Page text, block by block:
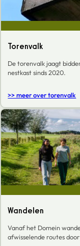
Torenvalk
De torenvalk jaagt
nestkast sinds 2020.
>> meer over torenvalk
Wandelen
Vanaf het Domein
afwisselende routes